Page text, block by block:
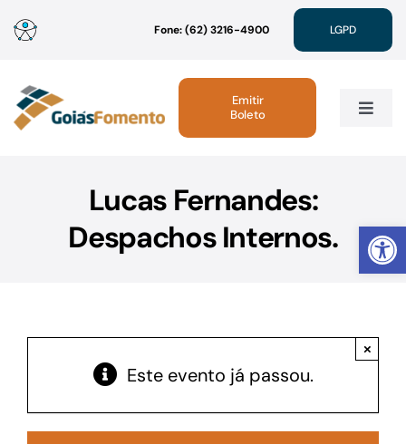
Abrir
para
conteúdo
Fone: (62) 3216-4900 LGPD
Toggle
Linhas de Crédito
Acesso à Informação
Emitir
Boleto
Lucas Fernandes:
Despachos Internos.
Este evento já passou.
×